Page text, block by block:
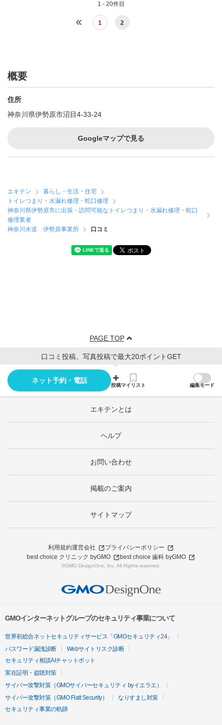
1 - 20件目
1 2
概要
住所
神奈川県伊勢原市沼目4-33-24
Googleマップで見る
エキテン
暮らし・生活・住宅
トイレつまり・水漏れ修理・蛇口修理
神奈川県伊勢原市に出張・訪問可能なトイレつまり・水漏れ修理・蛇口
修理業者
神奈川水道 伊勢原事業所
口コミ
PAGE TOP
口コミ投稿、写真投稿で最大20ポイントGET
ネット予約・電話
投稿マイリスト 編集モード
エキテンとは
ヘルプ
お問い合わせ
掲載のご案内
サイトマップ
利用規約運営会社
プライバシーポリシー
best choice クリニック byGMO
best choice 歯科 byGMO
©GMO DesignOne, Inc. All Rights reserved.
GMOインターネットグループのセキュリティ事業について
世界初総合ネットセキュリティサービス「GMOセキュリティ24」
パスワード漏洩診断
Webサイトリスク診断
セキュリティ相談AIチャットボット
実在証明・盗聴対策
サイバー攻撃対策（GMOサイバーセキュリティ byイエラエ）
サイバー攻撃対策（GMO Flatt Security）
なりすまし対策
セキュリティ事業の軌跡